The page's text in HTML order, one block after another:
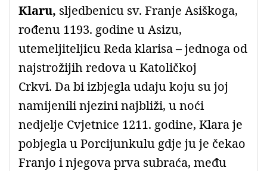
Klaru, sljedbenicu sv. Franje Asiškoga,
rođenu 1193. godine u Asizu,
utemeljiteljicu Reda klarisa – jednoga od
najstrožijih redova u Katoličkoj
Crkvi. Da bi izbjegla udaju koju su joj
namijenili njezini najbliži, u noći
nedjelje Cvjetnice 1211. godine, Klara je
pobjegla u Porcijunkulu gdje ju je čekao
Franjo i njegova prva subraća, među